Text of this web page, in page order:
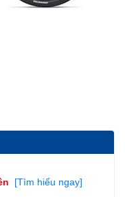
[Tìm hiểu ngay]